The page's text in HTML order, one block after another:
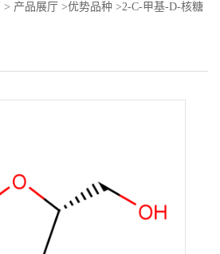
> 产品展厅 >优势品种 >2-C-甲基-D-核糖